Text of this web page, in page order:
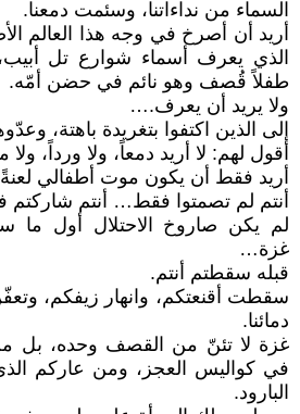
السماء من نداءاتنا، وسئمت دمعنا.
أريد أن أصرخ في وجه هذا العالم
الذي يعرف أسماء شوارع تل
طفلاً قُصف وهو نائم في حضن أمّه.
ولا يريد أن يعرف.…
إلى الذين اكتفوا بتغريدة باهتة،
أقول لهم: لا أريد دمعاً، ولا ورداً،
أريد فقط أن يكون موت أطفالي
أنتم لم تصمتوا فقط… أنتم شاركتم
لم يكن صاروخ الاحتلال أول
غزة…
قبله سقطتم أنتم.
سقطت أقنعتكم، وانهار زيفكم،
دمائنا.
غزة لا تئنّ من القصف وحده، بل من
في كواليس العجز، ومن عاركم
البارود.